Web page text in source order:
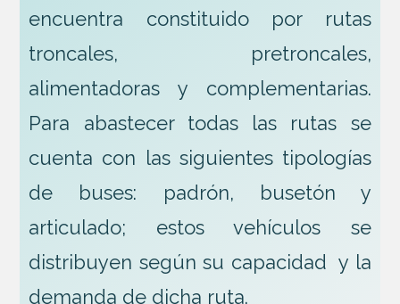
encuentra constituido por rutas
troncales, pretroncales,
alimentadoras y complementarias.
Para abastecer todas las rutas se
cuenta con las siguientes tipologías
de buses: padrón, busetón y
articulado; estos vehículos se
distribuyen según su capacidad y la
demanda de dicha ruta.